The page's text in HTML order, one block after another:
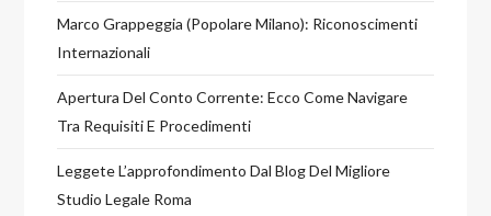
Marco Grappeggia (Popolare Milano): Riconoscimenti
Internazionali
Apertura Del Conto Corrente: Ecco Come Navigare
Tra Requisiti E Procedimenti
Leggete L’approfondimento Dal Blog Del Migliore
Studio Legale Roma